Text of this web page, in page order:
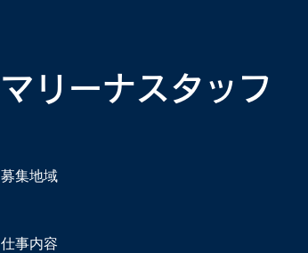
​マリーナスタッフ
募集地域
仕事内容